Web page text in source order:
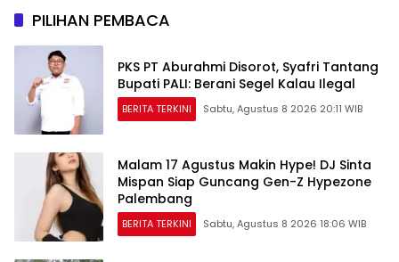
PILIHAN PEMBACA
PKS PT Aburahmi Disorot, Syafri Tantang
Bupati PALI: Berani Segel Kalau Ilegal
BERITA TERKINI Sabtu, Agustus 8 2026 20:11 WIB
Malam 17 Agustus Makin Hype! DJ Sinta
Mispan Siap Guncang Gen-Z Hypezone
Palembang
BERITA TERKINI Sabtu, Agustus 8 2026 18:06 WIB